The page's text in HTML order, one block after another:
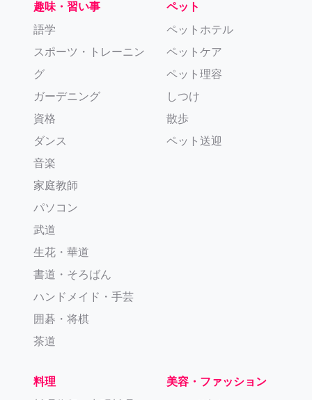
趣味・習い事
語学
スポーツ・トレーニン
グ
ガーデニング
資格
ダンス
音楽
家庭教師
パソコン
武道
生花・華道
書道・そろばん
ハンドメイド・手芸
囲碁・将棋
茶道
ペット
ペットホテル
ペットケア
ペット理容
しつけ
散歩
ペット送迎
料理
美容・ファッション